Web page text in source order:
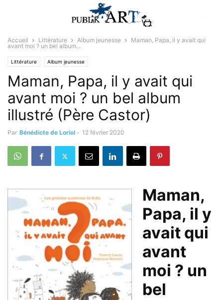
Accueil Littérature Album jeunesse
Maman, Papa, il y avait qui
avant moi ? un bel album...
Littérature Album jeunesse
Maman, Papa, il y avait qui
avant moi ? un bel album
illustré (Père Castor)
Par Bénédicte de Loriol - 12 février 2020
Maman,
Papa, il y
avait qui
avant
moi ? un
bel